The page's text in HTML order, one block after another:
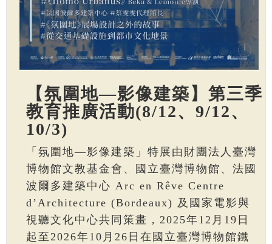
【氛圍地—影像建築】第三季
教育推廣活動(8/12、9/12、
10/3)
「氛圍地—影像建築」特展由財團法人臺灣
博物館文教基金會、國立臺灣博物館、法國
波爾多建築中心 Arc en Rêve Centre
d’Architecture (Bordeaux) 及國家電影與
視聽文化中心共同策畫，2025年12月19日
起至2026年10月26日在國立臺灣博物館鐵